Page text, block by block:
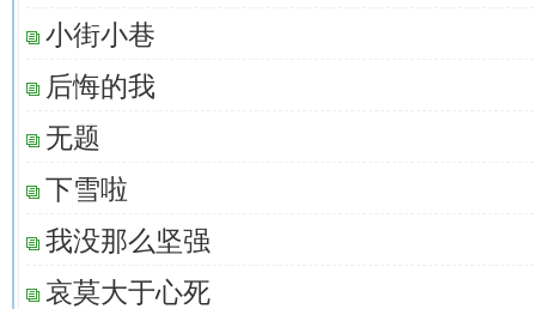
小街小巷
后悔的我
无题
下雪啦
我没那么坚强
哀莫大于心死